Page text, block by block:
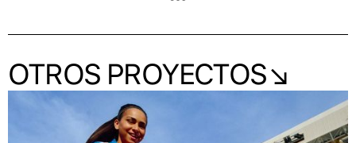
OTROS PROYECTOS↘︎